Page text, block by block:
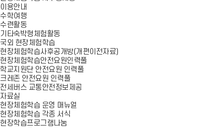
이용안내
수학여행
수련활동
기타숙박형체험활동
국외 현장체험학습
현장체험학습사후공개방(개편이전자료)
현장체험학습안전요원인력풀
학교지원단 안전요원 인력풀
크레존 안전요원 인력풀
전세버스 교통안전정보제공
자료실
현장체험학습 운영 매뉴얼
현장체험학습 각종 서식
현장학습프로그램나눔